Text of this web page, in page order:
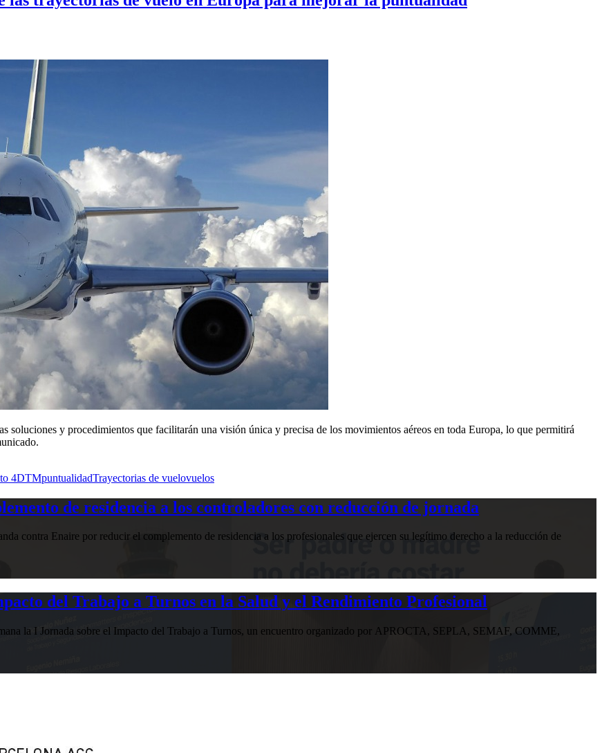
y procedimientos que facilitarán una visión única y precisa de los movimientos aéreos en toda Europa, lo que permitirá
4DTMpuntualidadTrayectorias de vuelovuelos
de residencia a los controladores con reducción de jornada
contra Enaire por reducir el complemento de residencia a los profesionales que ejercen su legítimo derecho a la reducción de
del Trabajo a Turnos en la Salud y el Rendimiento Profesional
la I Jornada sobre el Impacto del Trabajo a Turnos, un encuentro organizado por APROCTA, SEPLA, SEMAF, COMME,